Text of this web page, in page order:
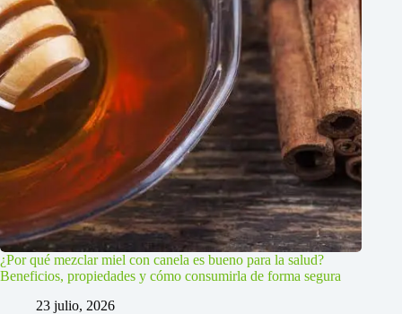
¿Por qué mezclar miel con canela es bueno para la salud?
Beneficios, propiedades y cómo consumirla de forma segura
23 julio, 2026